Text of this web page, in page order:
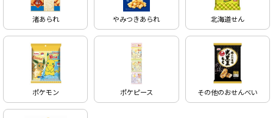
渚あられ やみつきあられ 北海道せん
ポケモン ポケピース その他のおせんべい